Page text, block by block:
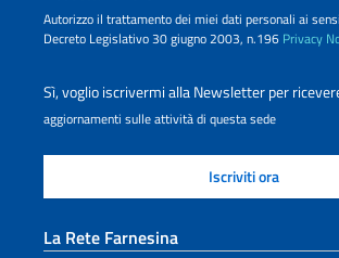
Autorizzo il trattamento dei miei dati personali ai
Decreto Legislativo 30 giugno 2003, n.196 Privacy
Sì, voglio iscrivermi alla Newsletter per
aggiornamenti sulle attività di questa sede
La Rete Farnesina